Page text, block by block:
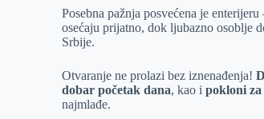
Posebna pažnja posvećena je
osećaju prijatno, dok ljubazno osoblje
Srbije.
Otvaranje ne prolazi bez iznenađenja!
dobar početak dana, kao ipokloni za
najmlađe.